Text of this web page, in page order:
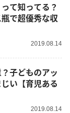
て知ってる？
で超優秀な収
2019.08.14
子どものアッ
い【育児ある
2019.08.14